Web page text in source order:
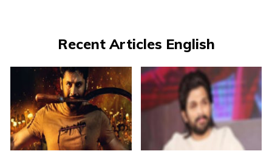
Recent Articles English